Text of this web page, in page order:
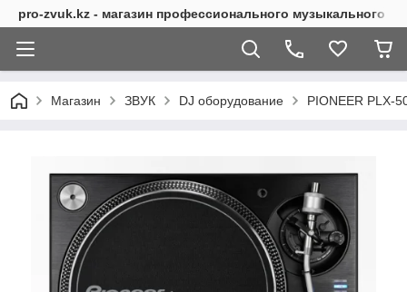
pro-zvuk.kz - магазин профессионального музыкального
Магазин ЗВУК DJ оборудование PIONEER